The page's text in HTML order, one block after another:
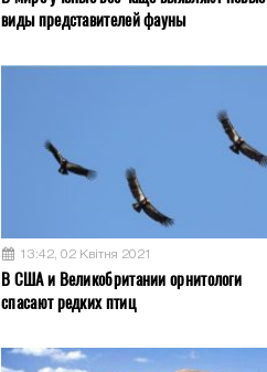
виды представителей фауны
13:42, 02 Квітня 2021
В США и Великобритании орнитологи
спасают редких птиц